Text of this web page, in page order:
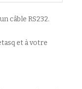
câble RS232.
et à votre